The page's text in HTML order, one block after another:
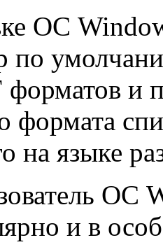
ОС
по
и
формата
на языке
ОС
и в